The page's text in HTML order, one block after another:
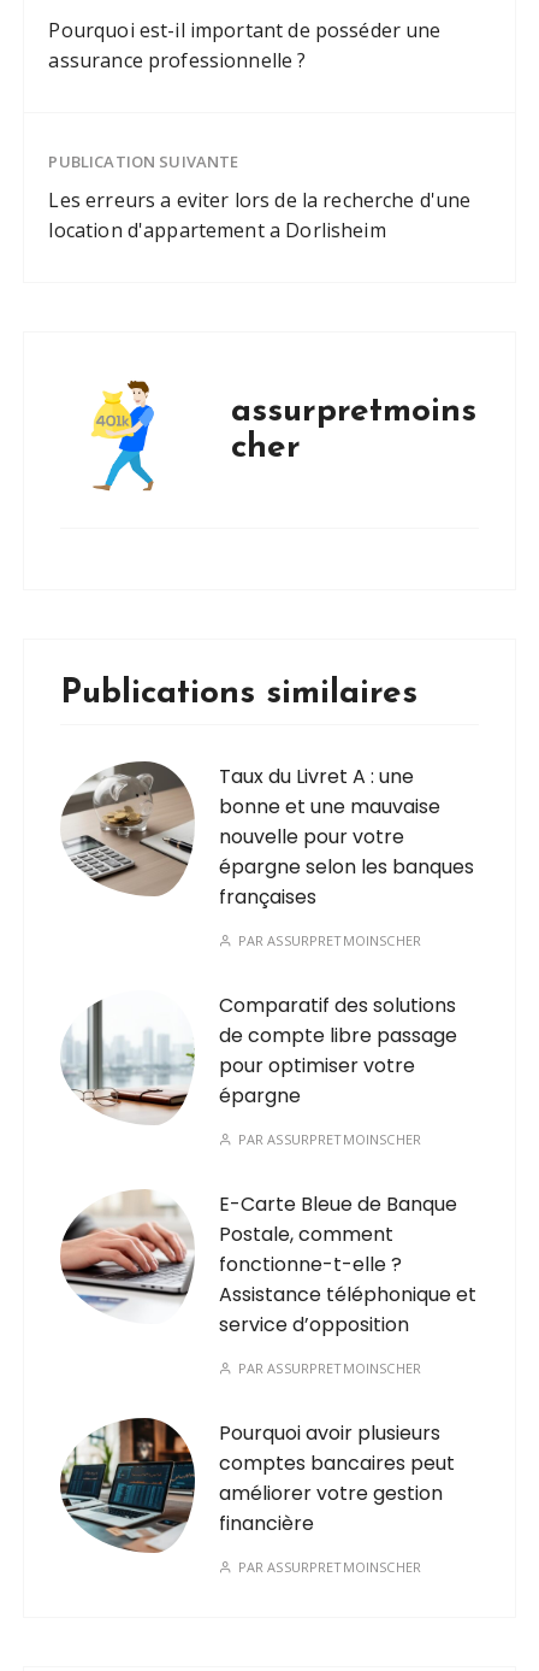
Pourquoi est-il important de posséder une
assurance professionnelle ?
PUBLICATION SUIVANTE
Les erreurs a eviter lors de la recherche d'une
location d'appartement a Dorlisheim
assurpretmoins
cher
Publications similaires
Taux du Livret A : une
bonne et une mauvaise
nouvelle pour votre
épargne selon les banques
françaises
PARASSURPRETMOINSCHER
Comparatif des solutions
de compte libre passage
pour optimiser votre
épargne
PARASSURPRETMOINSCHER
E-Carte Bleue de Banque
Postale, comment
fonctionne-t-elle ?
Assistance téléphonique et
service d’opposition
PARASSURPRETMOINSCHER
Pourquoi avoir plusieurs
comptes bancaires peut
améliorer votre gestion
financière
PARASSURPRETMOINSCHER